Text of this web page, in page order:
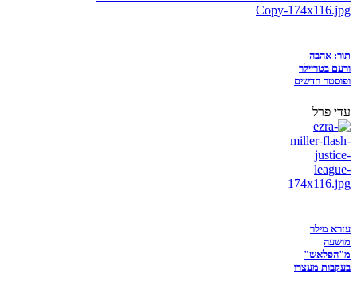
תור: אהבה
ורעם בטריילר
ופוסטר חדשים
עדי פרל
עזרא מילר
מושעה
מ"הפלאש"
בעקבות מעצרו